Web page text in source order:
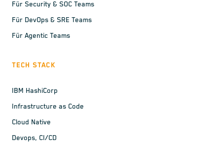
Für Security & SOC Teams
Für DevOps & SRE Teams
Für Agentic Teams
TECH STACK
IBM HashiCorp
Infrastructure as Code
Cloud Native
Devops, CI/CD